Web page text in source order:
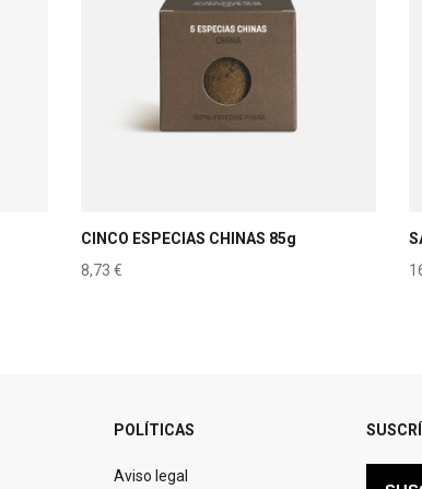
CINCO ESPECIAS CHINAS 85g
8,73 €
POLÍTICAS
Aviso legal